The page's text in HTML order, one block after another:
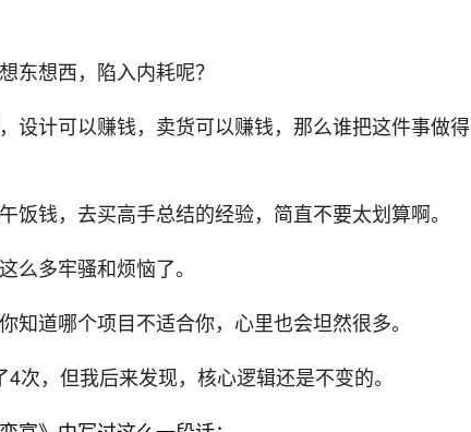
东想西，陷入内耗呢？
设计可以赚钱，卖货可以赚钱，那么谁把这件事做得
饭钱，去买高手总结的经验，简直不要太划算啊。
么多牢骚和烦恼了。
知道哪个项目不适合你，心里也会坦然很多。
次，但我后来发现，核心逻辑还是不变的。